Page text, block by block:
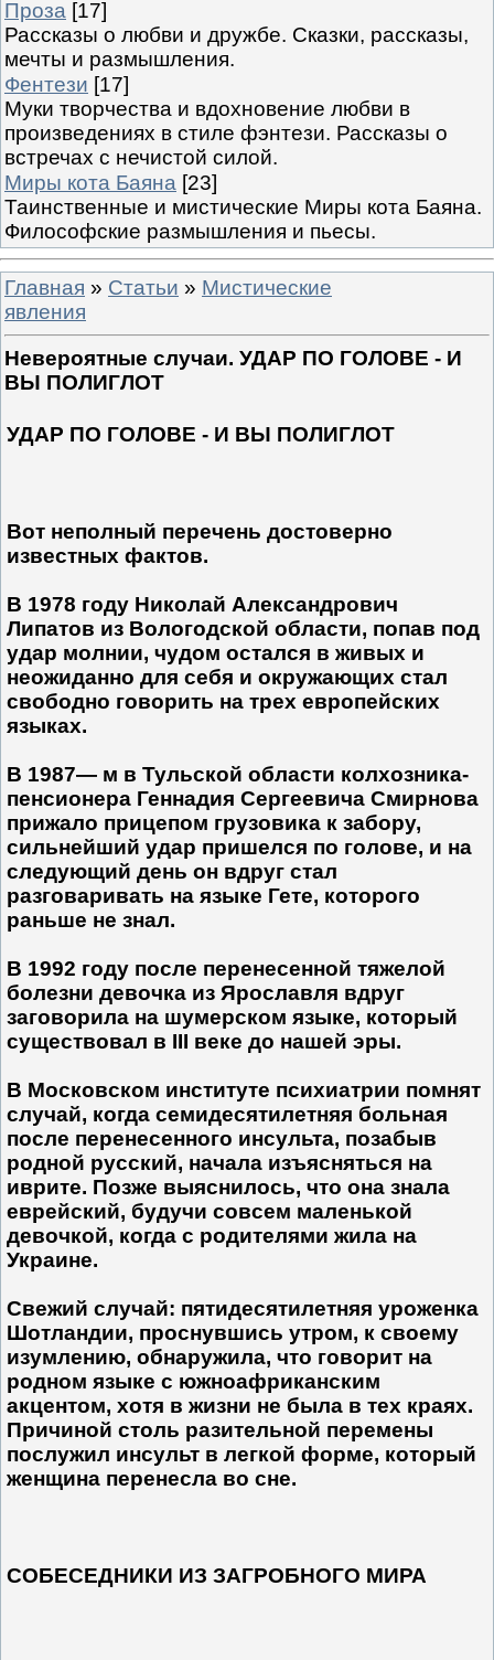
Проза [17]
Рассказы о любви и дружбе. Сказки, рассказы,
мечты и размышления.
Фентези [17]
Муки творчества и вдохновение любви в
произведениях в стиле фэнтези. Рассказы о
встречах с нечистой силой.
Миры кота Баяна [23]
Таинственные и мистические Миры кота Баяна.
Философские размышления и пьесы.
Главная » Статьи » Мистические
явления
Невероятные случаи. УДАР ПО ГОЛОВЕ - И
ВЫ ПОЛИГЛОТ
УДАР ПО ГОЛОВЕ - И ВЫ ПОЛИГЛОТ
Вот неполный перечень достоверно
известных фактов.
В 1978 году Николай Александрович
Липатов из Вологодской области, попав под
удар молнии, чудом остался в живых и
неожиданно для себя и окружающих стал
свободно говорить на трех европейских
языках.
В 1987— м в Тульской области колхозника-
пенсионера Геннадия Сергеевича Смирнова
прижало прицепом грузовика к забору,
сильнейший удар пришелся по голове, и на
следующий день он вдруг стал
разговаривать на языке Гете, которого
раньше не знал.
В 1992 году после перенесенной тяжелой
болезни девочка из Ярославля вдруг
заговорила на шумерском языке, который
существовал в III веке до нашей эры.
В Московском институте психиатрии помнят
случай, когда семидесятилетняя больная
после перенесенного инсульта, позабыв
родной русский, начала изъясняться на
иврите. Позже выяснилось, что она знала
еврейский, будучи совсем маленькой
девочкой, когда с родителями жила на
Украине.
Свежий случай: пятидесятилетняя уроженка
Шотландии, проснувшись утром, к своему
изумлению, обнаружила, что говорит на
родном языке с южноафриканским
акцентом, хотя в жизни не была в тех краях.
Причиной столь разительной перемены
послужил инсульт в легкой форме, который
женщина перенесла во сне.
СОБЕСЕДНИКИ ИЗ ЗАГРОБНОГО МИРА